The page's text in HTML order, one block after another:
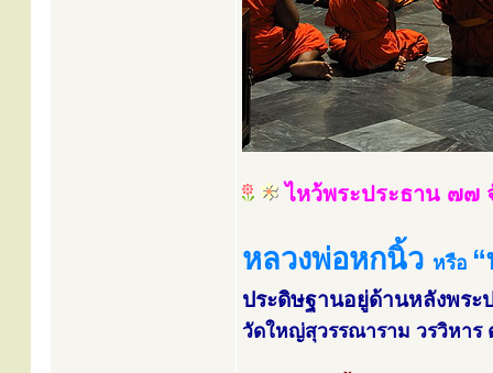
ไหว้พระประธาน ๗๗
หลวงพ่อหกนิ้ว หรือ
ประดิษฐานอยู่ด้านหลังพระ
วัดใหญ่สุวรรณาราม วรวิหาร